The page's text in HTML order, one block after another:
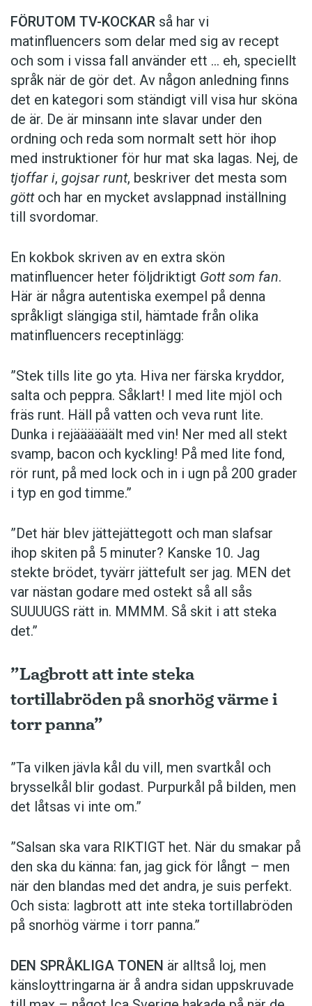
FÖRUTOM TV-KOCKAR så har vi
matinfluencers som delar med sig av recept
och som i vissa fall ­använder ett … eh, speciellt
språk när de gör det. Av någon anledning finns
det en kategori som ständigt vill visa hur sköna
de är. De är minsann inte slavar under den
ordning och reda som normalt sett hör ihop
med instruktioner för hur mat ska lagas. Nej, de
tjoffar i, gojsar runt, beskriver det mesta som
göttoch har en mycket avslappnad inställning
till svordomar.
En kokbok ­skriven av en extra skön
matinfluencer heter följd­riktigt Gott som fan.
Här är några autentiska ­exempel på denna
språkligt slängiga stil, ­hämtade från olika
matinfluencers receptinlägg:
”Stek tills lite go yta. Hiva ner färska kryddor,
salta och peppra. Såklart! I med lite mjöl och
fräs runt. Häll på vatten och veva runt lite.
Dunka i rejäääääält med vin! Ner med all stekt
svamp, bacon och kyckling! På med lite fond,
rör runt, på med lock och in i ugn på 200 grader
i typ en god timme.”
”Det här blev jättejättegott och man slafsar
ihop skiten på 5 minuter? Kanske 10. Jag
stekte brödet, tyvärr jättefult ser jag. MEN det
var nästan godare med ostekt så all sås
SUUUUGS rätt in. MMMM. Så skit i att steka
det.”
”Lagbrott att inte steka
tortillabröden på snorhög värme i
torr panna”
”Ta vilken jävla kål du vill, men svartkål och
brysselkål blir ­godast. ­Purpurkål på bilden, men
det låtsas vi inte om.”
”Salsan ska vara ­RIKTIGT het. När du smakar på
den ska du känna: fan, jag gick för långt – men
när den blandas med det andra, je suis perfekt.
Och sista: lagbrott att inte steka tortillabröden
på snorhög värme i torr panna.”
DEN SPRÅKLIGA TONEN är alltså loj, men
känsloyttringarna är å andra sidan uppskruvade